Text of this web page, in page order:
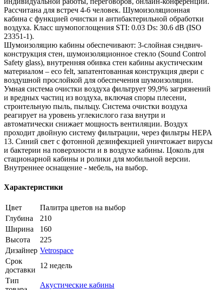
Рассчитана для встреч 4-6 человек. Шумоизоляционная
кабина с функцией очистки и антибактерильной обработки
воздуха. Класс шумопоглощения STI: 0.03 Ds: 30.6 dB (ISO
23351-1).
Шумоизоляцию кабины обеспечивают: 3-слойная сэндвич-
конструкция стен, шумоизоляционное стекло (Sound Control
Safety glass), внутренняя обивка стен кабины акустическим
материалом – eco felt, запатентованная конструкция двери с
воздушной прослойкой для обеспечения шумоизоляции.
Умная система очистки воздуха фильтрует 99,9% загрязнений
и вредных частиц из воздуха, включая споры плесени,
строительную пыль, пыльцу. Система очистки воздуха
реагирует на уровень углекислого газа внутри и
автоматически снижает мощность вентиляции. Воздух
проходит двойную систему фильтрации, через фильтры HEPA
13. Синий свет с фотонной дезинфекцией уничтожает вирусы
и бактерии на поверхности и в воздухе кабины. Цоколь для
стационарной кабины и ролики для мобильной версии.
Внутреннее оснащение - мебель, на выбор.
Характеристики
Цвет
Палитра цветов на выбор
Глубина
210
Ширина
160
Высота
225
Дизайнер Vetrospace
Срок
доставки
12 недель
Тип
Акустические кабины